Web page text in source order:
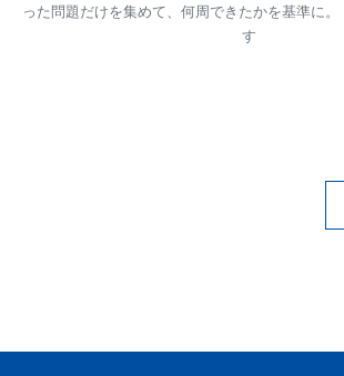
った問題だけを集めて、何周できたかを基準に
す